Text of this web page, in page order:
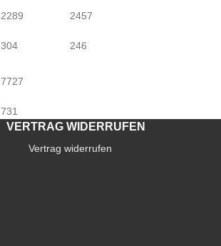
2289
304
2457
246
7727
731
VERTRAG WIDERRUFEN
Vertrag widerrufen